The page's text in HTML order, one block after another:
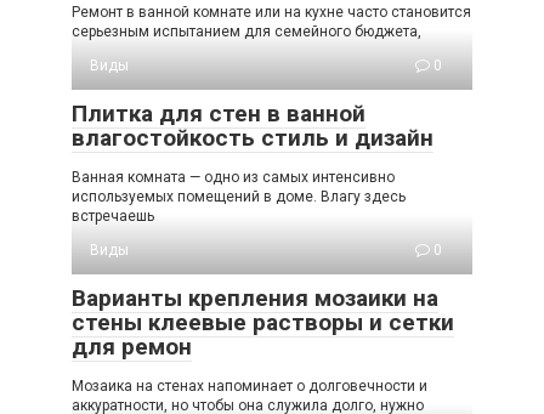
Ремонт в ванной комнате или на кухне часто становится
серьезным испытанием для семейного бюджета,
Виды
0
Плитка для стен в ванной
влагостойкость стиль и дизайн
Ванная комната — одно из самых интенсивно
используемых помещений в доме. Влагу здесь
встречаешь
Виды
0
Варианты крепления мозаики на
стены клеевые растворы и сетки
для ремон
Мозаика на стенах напоминает о долговечности и
аккуратности, но чтобы она служила долго, нужно